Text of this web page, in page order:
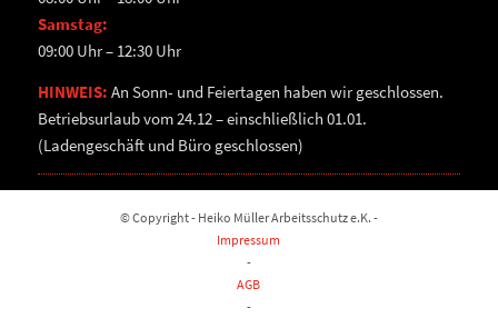
Samstag:
09:00 Uhr – 12:30 Uhr
HINWEIS: An Sonn- und Feiertagen haben wir geschlossen.
Betriebsurlaub vom 24.12 – einschließlich 01.01.
(Ladengeschäft und Büro geschlossen)
© Copyright - Heiko Müller Arbeitsschutz e.K. -
Impressum
-
AGB
-